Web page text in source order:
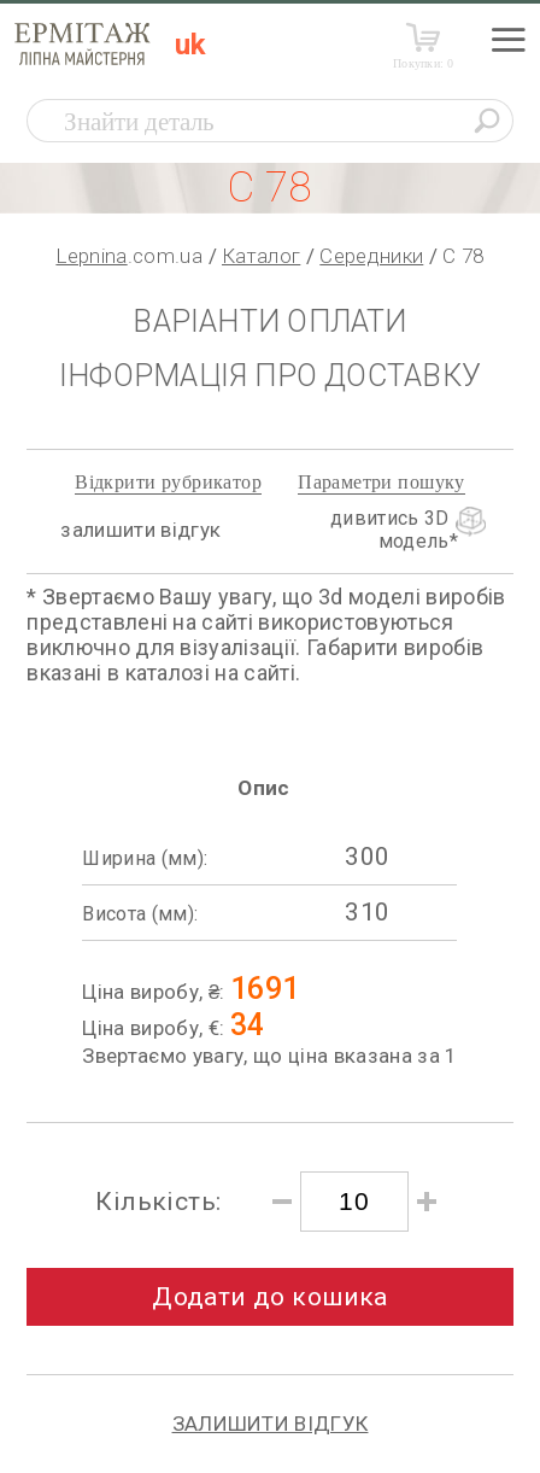
uk
Покупки:0
С 78
Lepnina.com.ua Каталог Середники С 78
ВАРІАНТИ ОПЛАТИ
ІНФОРМАЦІЯ ПРО ДОСТАВКУ
залишити відгук
дивитись 3D
модель
Відкрити рубрикатор Параметри пошуку
* Звертаємо Вашу увагу, що 3d моделі виробів
представлені на сайті використовуються
виключно для візуалізації. Габарити виробів
вказані в каталозі на сайті.
Опис
Ширина (мм): 300
Висота (мм): 310
Ціна виробу, ₴: 1691
Ціна виробу, €: 34
Звертаємо увагу, що ціна вказана за 1
Кількість:
Додати до кошика
ЗАЛИШИТИ ВІДГУК